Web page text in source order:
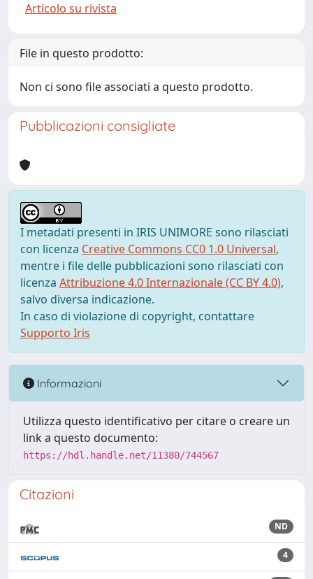
Articolo su rivista
File in questo prodotto:
Non ci sono file associati a questo prodotto.
Pubblicazioni consigliate
I metadati presenti in IRIS UNIMORE sono rilasciati
con licenza Creative Commons CC0 1.0 Universal,
mentre i file delle pubblicazioni sono rilasciati con
licenza Attribuzione 4.0 Internazionale (CC BY 4.0),
salvo diversa indicazione.
In caso di violazione di copyright, contattare
Supporto Iris
Informazioni
Utilizza questo identificativo per citare o creare un
link a questo documento:
https://hdl.handle.net/11380/744567
Citazioni
ND
4